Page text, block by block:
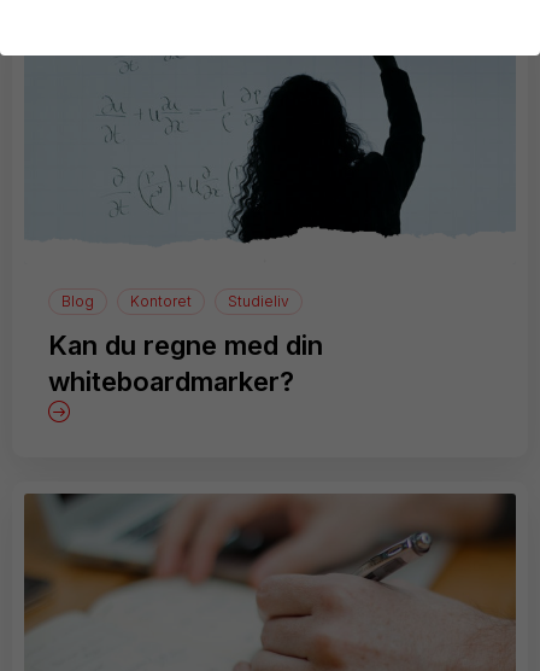
Blog Kontoret Studieliv
Kan du regne med din
whiteboardmarker?